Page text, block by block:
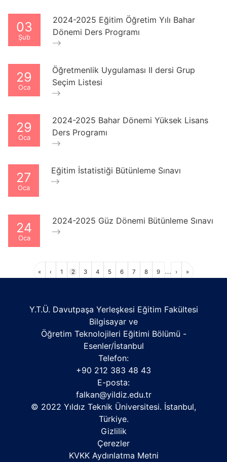
03
Şub
2024-2025 Eğitim Öğretim Yılı Bahar
Dönemi Ders Programı
29
Oca
Öğretmenlik Uygulaması II dersi Grup
Seçim Listesi
29
Oca
2024-2025 Bahar Dönemi Yüksek Lisans
Ders Programı
27
Oca
Eğitim İstatistiği Bütünleme Sınavı
24
Oca
2024-2025 Güz Dönemi Bütünleme Sınavı
Sayfalama
İlk
«
Önceki
‹ Sayfa
1 Sayfa
2 Sayfa
3 Sayfa
4 Sayfa
5 Sayfa
6 Sayfa
7 Sayfa
8 Sayfa
9 …
Sonraki
›
Son
»
Y.T.Ü. Davutpaşa Yerleşkesi Eğitim Fakültesi
Bilgisayar ve
Öğretim Teknolojileri Eğitimi Bölümü -
Esenler/İstanbul
Telefon:
+90 212 383 48 43
E-posta:
falkan@yildiz.edu.tr
© 2022 Yıldız Teknik Üniversitesi. İstanbul,
Türkiye.
Gizlilik
Çerezler
KVKK Aydınlatma Metni